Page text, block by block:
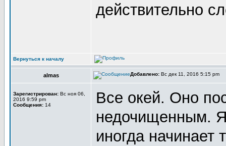
действительно
Вернуться к началу
almas Добавлено: Вс дек 11, 2016 5:15 pm
Зарегистрирован: Вс ноя 06,
2016 9:59 pm
Сообщения: 14
Все окей. Оно
недочищенным.
иногда начинает